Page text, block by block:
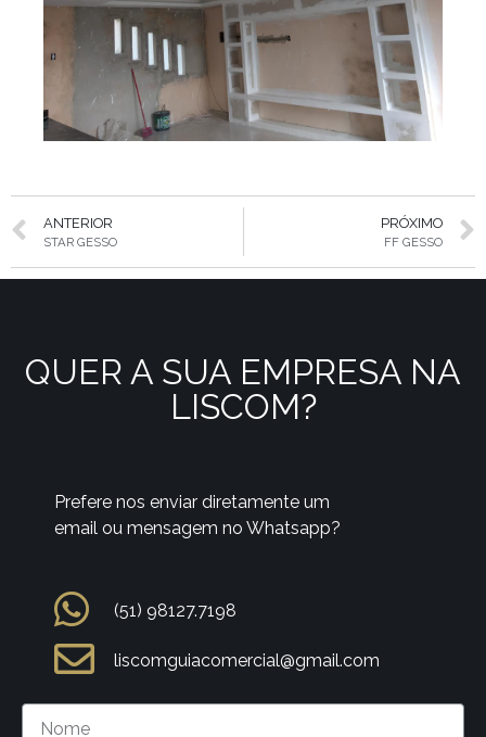
ANTERIOR
STAR GESSO
PRÓXIMO
FF GESSO
QUER A SUA EMPRESA NA
LISCOM?
Prefere nos enviar diretamente um
email ou mensagem no Whatsapp?
(51) 98127.7198
liscomguiacomercial@gmail.com